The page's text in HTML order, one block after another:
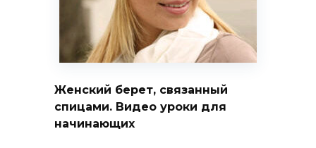
Женский берет, связанный
спицами. Видео уроки для
начинающих